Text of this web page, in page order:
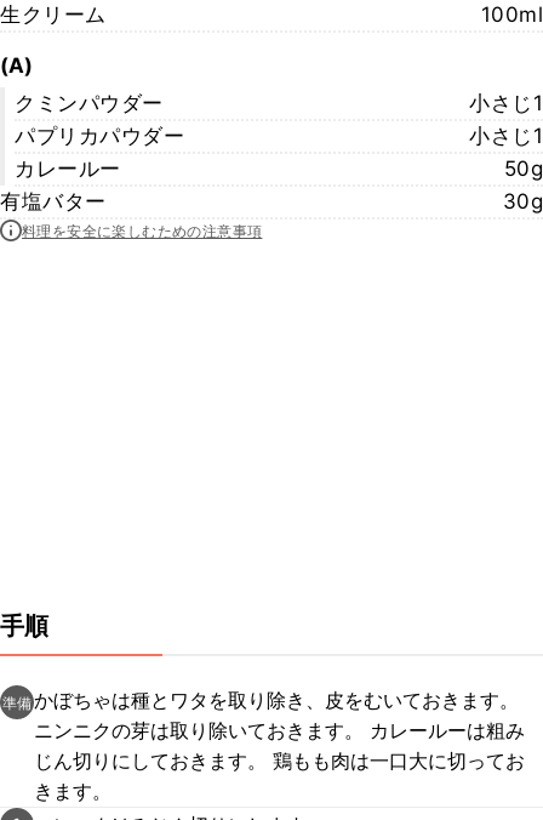
生クリーム
100ml
(A)
クミンパウダー
小さじ1
パプリカパウダー
小さじ1
カレールー
50g
有塩バター
30g
料理を安全に楽しむための注意事項
手順
準備かぼちゃは種とワタを取り除き、皮をむいておきます。
ニンニクの芽は取り除いておきます。 カレールーは粗み
じん切りにしておきます。 鶏もも肉は一口大に切ってお
きます。